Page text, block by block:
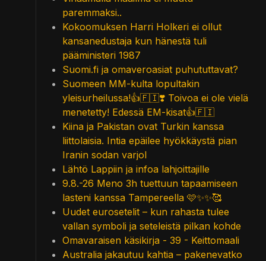
paremmaksi..
Kokoomuksen Harri Holkeri ei ollut
kansanedustaja kun hänestä tuli
pääministeri 1987
Suomi.fi ja omaveroasiat puhututtavat?
Suomeen MM-kulta lopultakin
yleisurheilussa!👍🇫🇮❣️ Toivoa ei ole vielä
menetetty! Edessä EM-kisat👍🇫🇮
Kiina ja Pakistan ovat Turkin kanssa
liittolaisia. Intia epäilee hyökkäystä pian
Iranin sodan varjol
Lähtö Lappiin ja infoa lahjoittajille
9.8.-26 Meno 3h tuettuun tapaamiseen
lasteni kanssa Tampereella 🩷✨✨🥰
Uudet eurosetelit – kun rahasta tulee
vallan symboli ja seteleistä pilkan kohde
Omavaraisen käsikirja - 39 - Keittomaali
Australia jakautuu kahtia – pakenevatko